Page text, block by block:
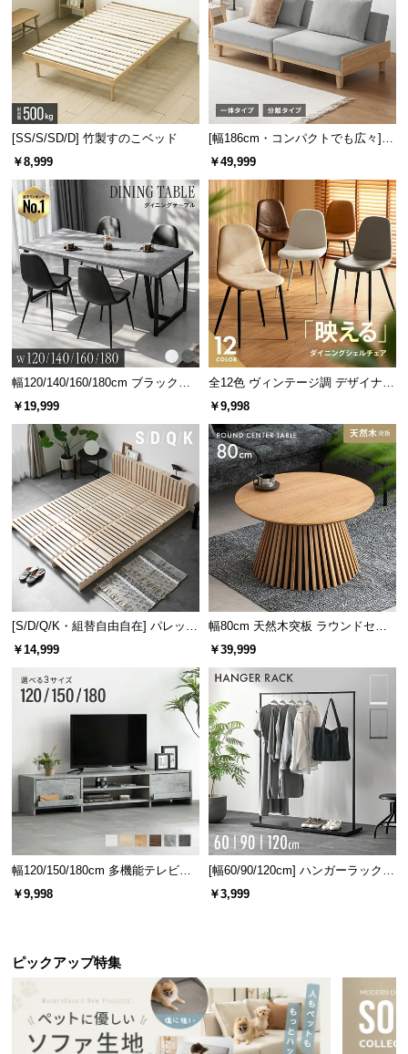
[SS/S/SD/D] 竹製すのこベッド
￥8,999
[幅186cm・コンパクトでも広々] 3
人掛けソファベッド リクライニン
￥49,999
幅120/140/160/180cm ブラックフ
レーム ダイニング 大理石調 4人掛
￥19,999
全12色 ヴィンテージ調 デザイナー
ズシェルチェア
￥9,998
[S/D/Q/K・組替自由自在] パレット
ベッド 8/12/16枚セット
￥14,999
幅80cm 天然木突板 ラウンドセン
ターテーブル 美しい格子デザイン
￥39,999
幅120/150/180cm 多機能テレビボ
ード 木目/石目調 オープン収納・
引き出し収納付き
￥9,998
[幅60/90/120cm] ハンガーラック
スチール 4段階高さ調節 サイドフ
ック オープンラック シンプル
￥3,999
ピックアップ特集